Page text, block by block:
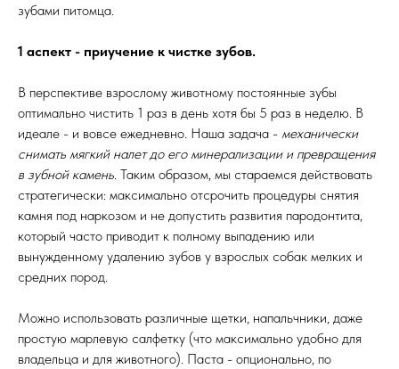
зубами питомца.
1 аспект - приучение к чистке зубов.
В перспективе взрослому животному постоянные зубы
оптимально чистить 1 раз в день хотя бы 5 раз в неделю. В
идеале - и вовсе ежедневно. Наша задача - механически
снимать мягкий налет до его минерализации и превращения
в зубной камень . Таким образом, мы стараемся действовать
стратегически: максимально отсрочить процедуры снятия
камня под наркозом и не допустить развития пародонтита,
который часто приводит к полному выпадению или
вынужденному удалению зубов у взрослых собак мелких и
средних пород.
Можно использовать различные щетки, напальчники, даже
простую марлевую салфетку (что максимально удобно для
владельца и для животного). Паста - опционально, по